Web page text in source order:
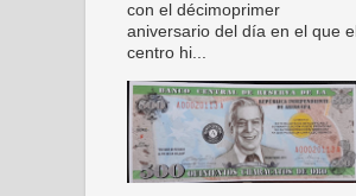
con el décimoprimer
aniversario del día en el que el
centro hi...